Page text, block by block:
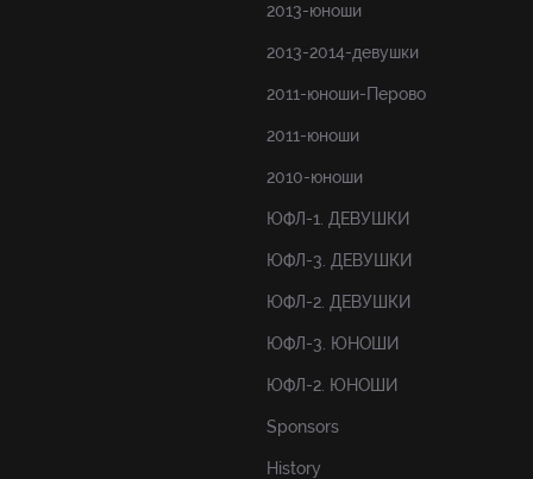
2013-юноши
2013-2014-девушки
2011-юноши-Перово
2011-юноши
2010-юноши
ЮФЛ-1. ДЕВУШКИ
ЮФЛ-3. ДЕВУШКИ
ЮФЛ-2. ДЕВУШКИ
ЮФЛ-3. ЮНОШИ
ЮФЛ-2. ЮНОШИ
Sponsors
History